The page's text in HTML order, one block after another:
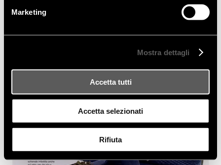
Marketing
Mostra dettagli
Accetta tutti
Accetta selezionati
Rifiuta